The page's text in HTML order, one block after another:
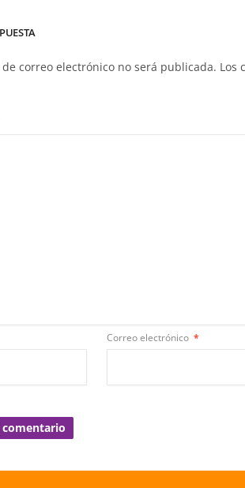
correo electrónico no será publicada. Los
Correo electrónico *